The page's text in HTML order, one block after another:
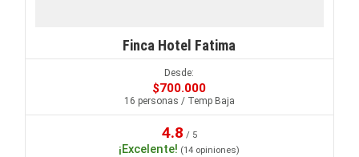
Finca Hotel Fatima
Desde:
$700.000
16 personas / Temp Baja
4.8 / 5
¡Excelente! (14 opiniones)